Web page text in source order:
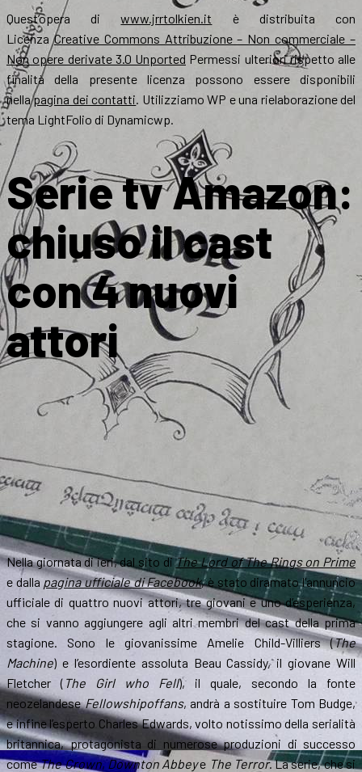
Quest’opera diwww.jrrtolkien.it è distribuita con
LicenzaCreative Commons Attribuzione – Non commerciale –
Non opere derivate 3.0 Unported Permessi ulteriori rispetto alle
finalità della presente licenza possono essere disponibili
nellapagina dei contatti. Utilizziamo WP e una rielaborazione del
tema LightFolio di Dynamicwp.
Serie tv Amazon:
chiuso il cast
con 4 nuovi
attori
Nella giornata di ieri, dal sito diThe Lord of The Rings on Prime
e dallapagina ufficiale di Facebook, è stato diramato l’annuncio
ufficiale di quattro nuovi attori, tre giovani e uno d’esperienza,
che si vanno aggiungere agli altri membri del cast della prima
stagione. Sono le giovanissime Amelie Child-Villiers (The
Machine) e l’esordiente assoluta Beau Cassidy, il giovane Will
Fletcher ( The Girl who Fell), il quale, secondo la fonte
neozelandeseFellowshipoffans, andrà a sostituire Tom Budge,
e infine l’esperto Charles Edwards, volto notissimo della serialità
britannica, protagonista di numerose produzioni di successo
comeThe Crown,Downton Abbeye The Terror. La serie, che si